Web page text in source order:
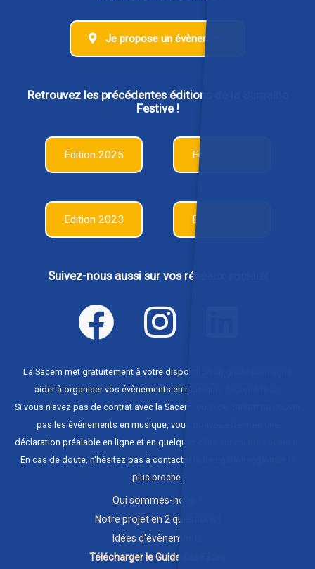
Je propose un évènement
Retrouvez les précédentes éditions de la Semaine
Festive !
Edition 2025 Edition 2024
Edition 2023 Edition 2022
Suivez-nous aussi sur vos réseaux sociaux
La Sacem met gratuitement à votre disposition un guide pour vous
aider à organiser vos évènements en musique,
Si vous n'avez pas de contrat avec la Sacem, ou si ce contrat ne couvre
pas les évènements en musique, vous pouvez effectuer une
déclaration préalable en ligne et en quelques clics sur
En cas de doute, n'hésitez pas à contacter
plus proche
Qui sommes-nous ?
Notre projet en 2 questions !
Idées d'évènements
Télécharger le Guide des Fêtes